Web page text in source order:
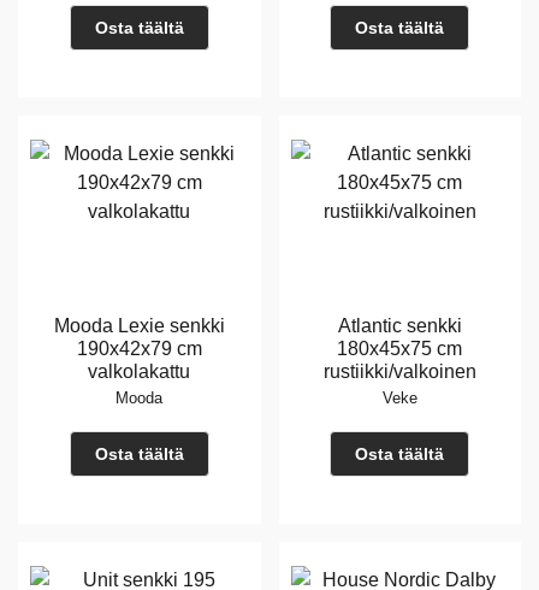
Osta täältä Osta täältä
Mooda Lexie senkki
190x42x79 cm
valkolakattu
Mooda
Osta täältä
Atlantic senkki
180x45x75 cm
rustiikki/valkoinen
Veke
Osta täältä